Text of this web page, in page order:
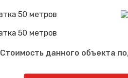
Стоимость данного объекта